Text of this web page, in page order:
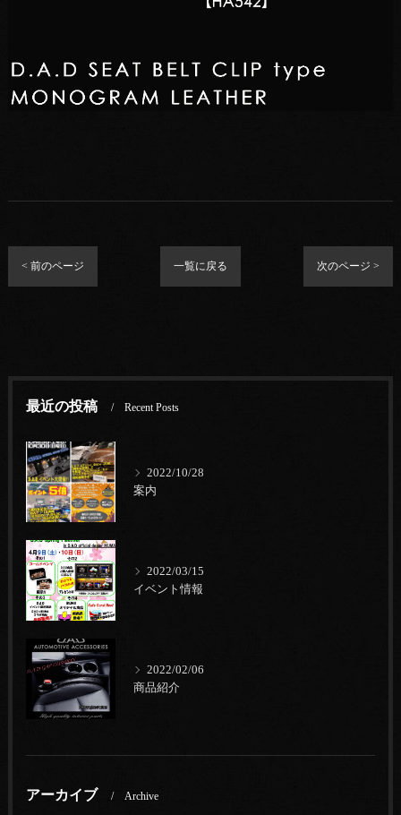
< 前のページ 一覧に戻る 次のページ >
最近の投稿 Recent Posts
2022/10/28
案内
2022/03/15
イベント情報
2022/02/06
商品紹介
アーカイブ Archive